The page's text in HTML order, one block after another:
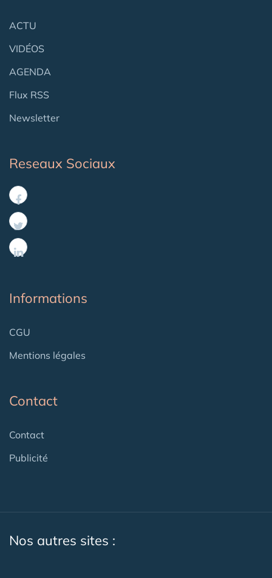
ACTU
VIDÉOS
AGENDA
Flux RSS
Newsletter
Reseaux Sociaux
Informations
CGU
Mentions légales
Contact
Contact
Publicité
Nos autres sites :